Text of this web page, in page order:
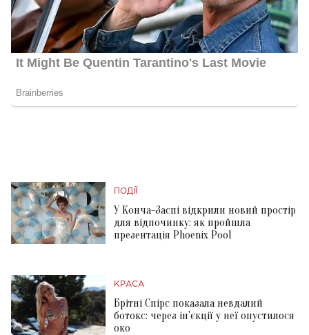
ПОДІЇ
У Конча-Заспі відкрили новий простір
для відпочинку: як пройшла
презентація Phoenix Pool
КРАСА
Брітні Спірс показала невдалий
ботокс: через ін'єкції у неї опустилося
око